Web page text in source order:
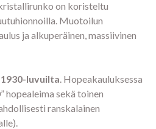
on koristeltu
Muotoilun
ja alkuperäinen, massiivinen
luvuilta. Hopeakauluksessa
hopealeima sekä toinen
ranskalainen